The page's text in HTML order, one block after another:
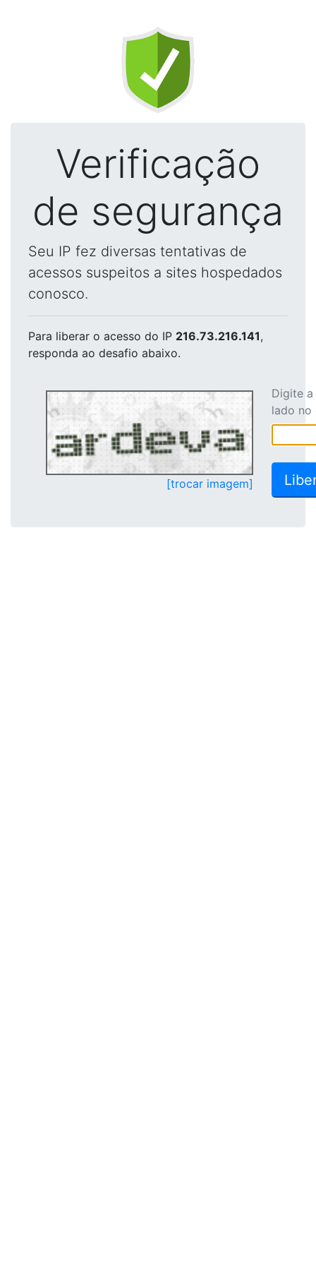
Verificação
de segurança
Seu IP fez diversas tentativas de
acessos suspeitos a sites hospedados
conosco.
Para liberar o acesso do IP 216.73.216.141,
responda ao desafio abaixo.
[trocar imagem]
Digite
lado no